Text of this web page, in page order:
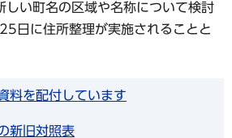
しい町名の区域や名称について検討
日に住所整理が実施されることと
料を配付しています
新旧対照表